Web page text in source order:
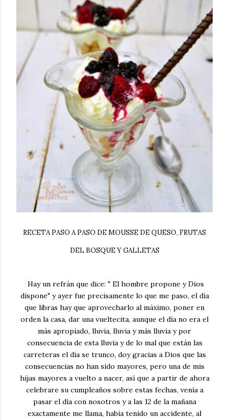
RECETA PASO A PASO DE MOUSSE DE QUESO, FRUTAS
DEL BOSQUE Y GALLETAS
Hay un refrán que dice: " El hombre propone y Dios
dispone" y ayer fue precisamente lo que me paso, el día
que libras hay que aprovecharlo al máximo, poner en
orden la casa, dar una vueltecita, aunque el día no era el
más apropiado, lluvia, lluvia y más lluvia y por
consecuencia de esta lluvia y de lo mal que están las
carreteras el día se trunco, doy gracias a Dios que las
consecuencias no han sido mayores, pero una de mis
hijas mayores a vuelto a nacer, así que a partir de ahora
celebrare su cumpleaños sobre estas fechas, venía a
pasar el día con nosotros y a las 12 de la mañana
exactamente me llama, había tenido un accidente, al